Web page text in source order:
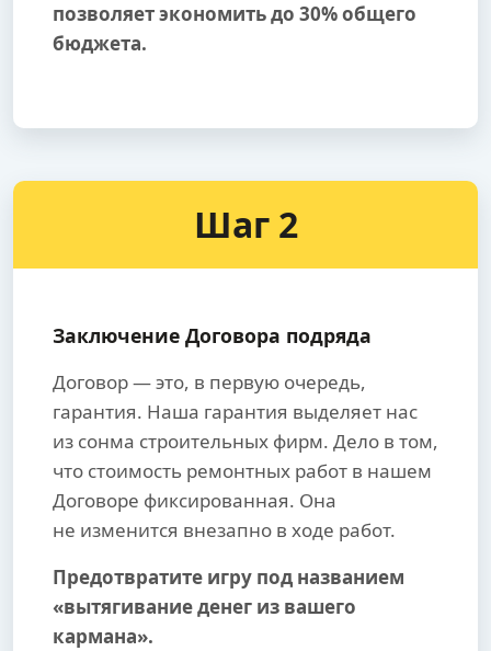
позволяет экономить до 30% общего
бюджета.
Шаг 2
Заключение Договора подряда
Договор — это, в первую очередь,
гарантия. Наша гарантия выделяет нас
из сонма строительных фирм. Дело в том,
что стоимость ремонтных работ в нашем
Договоре фиксированная. Она
не изменится внезапно в ходе работ.
Предотвратите игру под названием
«вытягивание денег из вашего
кармана».